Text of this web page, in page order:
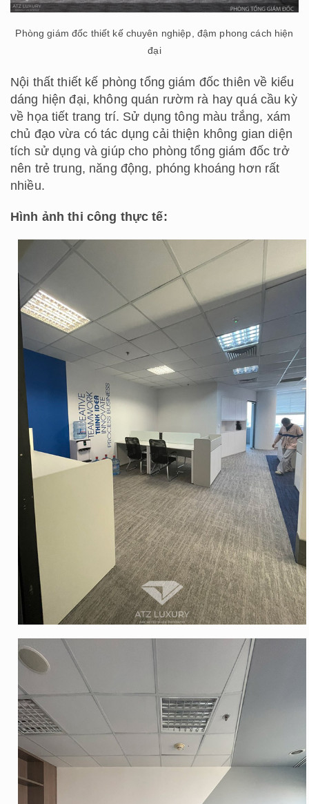
Phòng giám đốc thiết kế chuyên nghiệp, đậm phong cách hiện
đại
Nội thất thiết kế phòng tổng giám đốc thiên về kiểu
dáng hiện đại, không quán rườm rà hay quá cầu kỳ
về họa tiết trang trí. Sử dụng tông màu trắng, xám
chủ đạo vừa có tác dụng cải thiện không gian diện
tích sử dụng và giúp cho phòng tổng giám đốc trở
nên trẻ trung, năng động, phóng khoáng hơn rất
nhiều.
Hình ảnh thi công thực tế: